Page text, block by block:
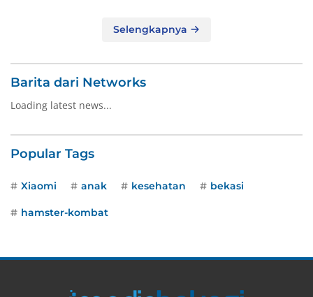
Selengkapnya
Barita dari Networks
Loading latest news...
Popular Tags
Xiaomi anak kesehatan bekasi
hamster-kombat